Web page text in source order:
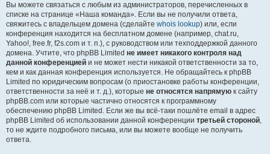
Вы можете связаться с любым из администраторов, перечисленных в
списке на странице «Наша команда». Если вы не получили ответа,
свяжитесь с владельцем домена (сделайте whois lookup) или, если
конференция находится на бесплатном домене (например, chat.ru,
Yahoo!, free.fr, f2s.com и т. п.), с руководством или техподдержкой данного
домена. Учтите, что phpBB Limited не имеет никакого контроля над
данной конференцией и не может нести никакой ответственности за то,
кем и как данная конференция используется. Не обращайтесь к phpBB
Limited по юридическим вопросам (о приостановке работы конференции,
ответственности за неё и т. д.), которые не относятся напрямую к сайту
phpBB.com или которые частично относятся к программному
обеспечению phpBB Limited. Если же вы всё-таки пошлёте email в адрес
phpBB Limited об использовании данной конференции третьей стороной,
то не ждите подробного письма, или вы можете вообще не получить
ответа.